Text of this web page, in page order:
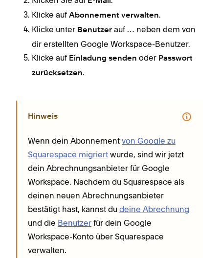
Klicke auf Abonnement verwalten.
Klicke unter Benutzer auf … neben dem von
dir erstellten Google Workspace-Benutzer.
Klicke auf Einladung senden oder Passwort
zurücksetzen.
Hinweis
Wenn dein Abonnement von Google zu
Squarespace migriert wurde, sind wir jetzt
dein Abrechnungsanbieter für Google
Workspace. Nachdem du Squarespace als
deinen neuen Abrechnungsanbieter
bestätigt hast, kannst du deine Abrechnung
und die Benutzer für dein Google
Workspace-Konto über Squarespace
verwalten.